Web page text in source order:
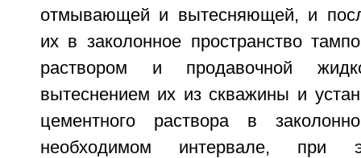
отмывающей и вытесняющей, и
их в заколонное пространство
раствором и продавочной
вытеснением их из скважины и
цементного раствора в
необходимом интервале, при